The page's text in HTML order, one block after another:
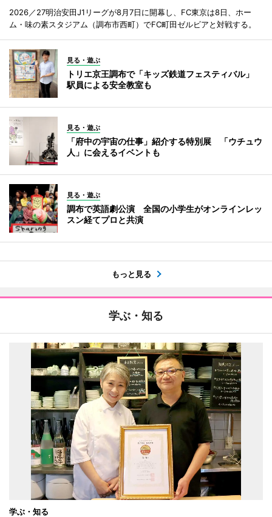
2026／27明治安田J1リーグが8月7日に開幕し、FC東京は8日、ホー
ム・味の素スタジアム（調布市西町）でFC町田ゼルビアと対戦する。
見る・遊ぶ
トリエ京王調布で「キッズ鉄道フェスティバル」
駅員による安全教室も
見る・遊ぶ
「府中の宇宙の仕事」紹介する特別展 「ウチュウ
人」に会えるイベントも
見る・遊ぶ
調布で英語劇公演 全国の小学生がオンラインレッ
スン経てプロと共演
もっと見る
学ぶ・知る
学ぶ・知る